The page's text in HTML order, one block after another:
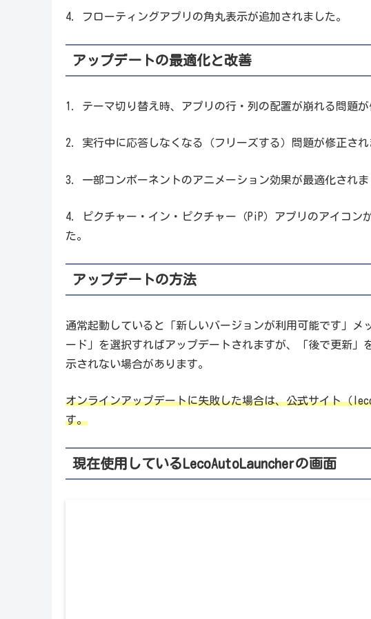
4. フローティングアプリの角丸表示が追加されました。
アップデートの最適化と改善
1. テーマ切り替え時、アプリの行・列の配置が崩れる問題が
2. 実行中に応答しなくなる（フリーズする）問題が修正され
3. 一部コンポーネントのアニメーション効果が最適化されま
4. ピクチャー・イン・ピクチャー（PiP）アプリのアイコン
た。
アップデートの方法
通常起動していると「新しいバージョンが利用可能です」メ
ード」を選択すればアップデートされますが、「後で更新」
示されない場合があります。
オンラインアップデートに失敗した場合は、公式サイト（
す。
現在使用しているLecoAutoLauncherの画面